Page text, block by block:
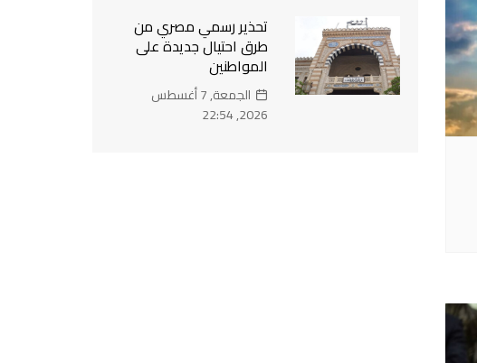
تحذير رسمي مصري من
طرق احتيال جديدة على
المواطنين
الجمعة, 7 أغسطس
2026, 22:54